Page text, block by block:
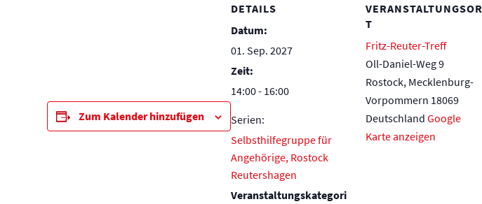
Zum Kalender hinzufügen
DETAILS
Datum:
01. Sep. 2027
Zeit:
14:00 - 16:00
Serien:
Selbsthilfegruppe für
Angehörige, Rostock
Reutershagen
Veranstaltungskategori
VERANSTALTUNGSOR
T
Fritz-Reuter-Treff
Oll-Daniel-Weg 9
Rostock, Mecklenburg-
Vorpommern 18069
Deutschland Google
Karte anzeigen